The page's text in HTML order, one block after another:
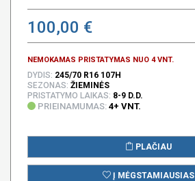
100,00 €
NEMOKAMAS PRISTATYMAS NUO 4 VNT.
DYDIS: 245/70 R16 107H
SEZONAS: ŽIEMINĖS
PRISTATYMO LAIKAS: 8-9 D.D.
PRIEINAMUMAS: 4+ VNT.
PLAČIAU
Į MĖGSTAMIAUSIAS